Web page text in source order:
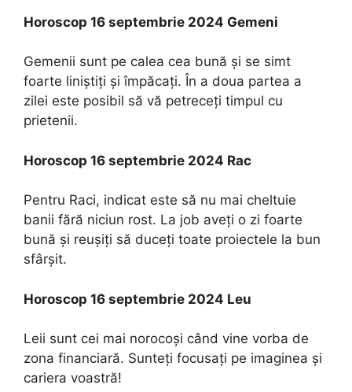
Horoscop 16 septembrie 2024 Gemeni
Gemenii sunt pe calea cea bună şi se simt
foarte liniştiţi şi împăcaţi. În a doua partea a
zilei este posibil să vă petreceţi timpul cu
prietenii.
Horoscop 16 septembrie 2024 Rac
Pentru Raci, indicat este să nu mai cheltuie
banii fără niciun rost. La job aveţi o zi foarte
bună şi reuşiţi să duceţi toate proiectele la bun
sfârşit.
Horoscop 16 septembrie 2024 Leu
Leii sunt cei mai norocoşi când vine vorba de
zona financiară. Sunteţi focusaţi pe imaginea şi
cariera voastră!